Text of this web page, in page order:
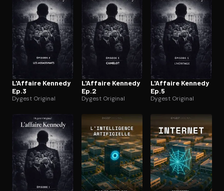
L'Affaire Kennedy
Ep.3
Dygest Original
L'Affaire Kennedy
Ep.2
Dygest Original
L'Affaire Kennedy
Ep.5
Dygest Original